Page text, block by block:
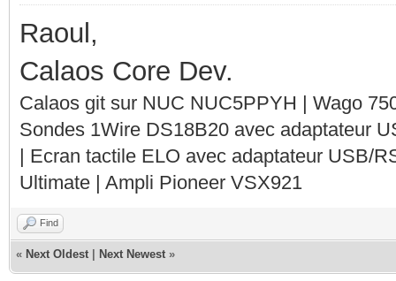
Raoul,
Calaos Core Dev.
Calaos git sur NUC NUC5PPYH | Wago
Sondes 1Wire DS18B20 avec adaptateur
| Ecran tactile ELO avec adaptateur USB/
Ultimate | Ampli Pioneer VSX921
Find
« Next Oldest Next Newest »